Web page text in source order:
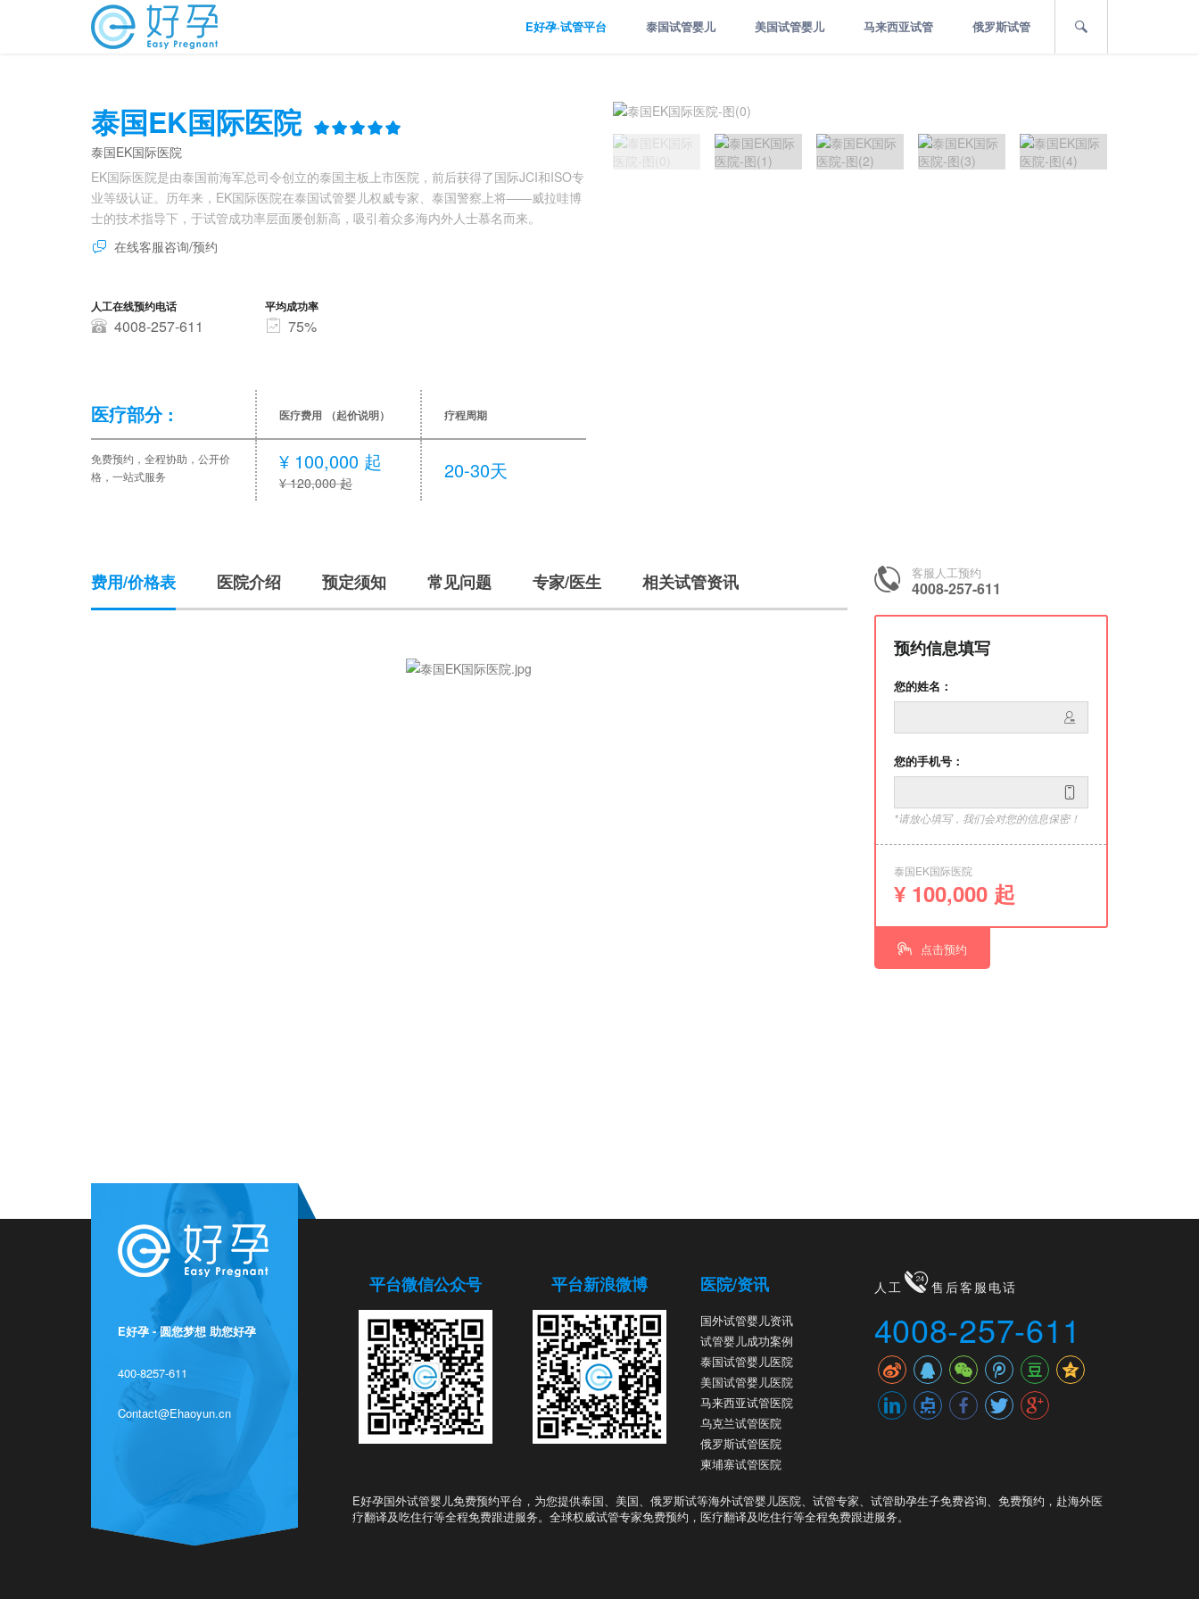
E好孕·试管平台 泰国试管婴儿 美国试管婴儿 马来西亚试管 俄罗斯试管
泰国EK国际医院
泰国EK国际医院
EK国际医院是由泰国前海军总司令创立的泰国主板上市医院，前后获得了国际JCI和ISO专
业等级认证。历年来，EK国际医院在泰国试管婴儿权威专家、泰国警察上将——威拉哇博
士的技术指导下，于试管成功率层面屡创新高，吸引着众多海内外人士慕名而来。
在线客服咨询/预约
人工在线预约电话
4008-257-611
平均成功率
75%
医疗部分 : 医疗费用 （起价说明） 疗程周期
免费预约，全程协助，公开价
格，一站式服务
¥ 100,000 起
¥ 120,000 起 20-30天
费用/价格表 医院介绍 预定须知 常见问题 专家/医生 相关试管资讯 客服人工预约
4008-257-611
预约信息填写
您的姓名：
您的手机号：
*请放心填写，我们会对您的信息保密！
泰国EK国际医院
¥ 100,000 起
点击预约
E好孕 - 圆您梦想 助您好孕
400-8257-611
Contact@Ehaoyun.cn
平台微信公众号 平台新浪微博 医院/资讯
国外试管婴儿资讯
试管婴儿成功案例
泰国试管婴儿医院
美国试管婴儿医院
马来西亚试管医院
乌克兰试管医院
俄罗斯试管医院
柬埔寨试管医院
人工 售后客服电话
4008-257-611
E好孕国外试管婴儿免费预约平台，为您提供泰国、美国、俄罗斯试等海外试管婴儿医院、试管专家、试管助孕生子免费咨询、免费预约，赴海外医
疗翻译及吃住行等全程免费跟进服务。全球权威试管专家免费预约，医疗翻译及吃住行等全程免费跟进服务。